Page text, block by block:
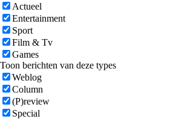
Actueel
Entertainment
Sport
Film & Tv
Games
Toon berichten van deze types
Weblog
Column
(P)review
Special